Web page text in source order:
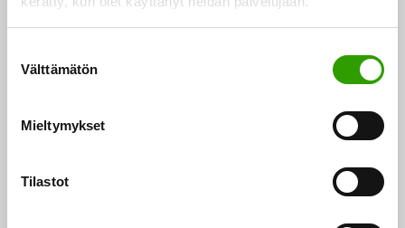
Välttämätön
Mieltymykset
Tilastot
palkkioiden, perustulotuen, nuorten viljelijöiden